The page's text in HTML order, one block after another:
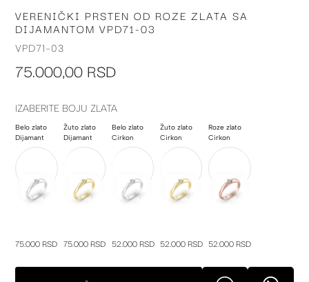
Skip
to
the
of
gallery
VERENIČKI PRSTEN OD ROZE ZLATA SA
DIJAMANTOM VPD71-03
VPD71-03
75.000,00 RSD
IZABERITE BOJU ZLATA
Belo zlato
Dijamant
75.000 RSD
Žuto zlato
Dijamant
75.000 RSD
Belo zlato
Cirkon
52.000 RSD
Žuto zlato
Cirkon
52.000 RSD
Roze zlato
Cirkon
52.000 RSD